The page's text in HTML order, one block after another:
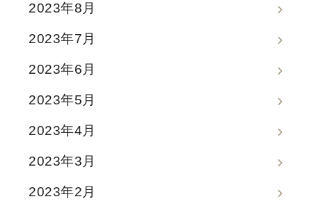
2023年8月
2023年7月
2023年6月
2023年5月
2023年4月
2023年3月
2023年2月